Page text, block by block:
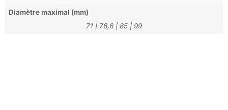
Diamètre maximal (mm)
71 | 76,6 | 85 | 99